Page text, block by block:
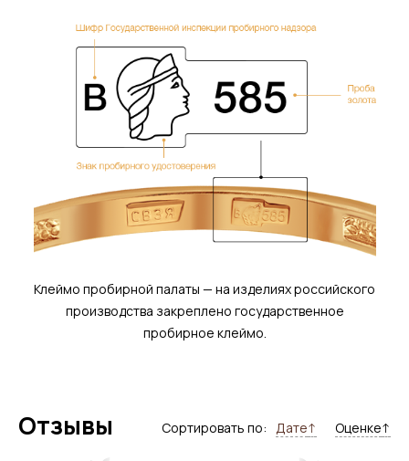
Клеймо пробирной палаты — на изделиях российского
производства закреплено государственное
пробирное клеймо.
Отзывы Сортировать по: Дате↑ Оценке↑